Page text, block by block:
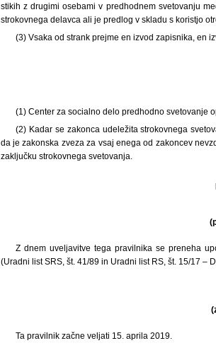
stikih z drugimi osebami v predhodnem svetovanju
strokovnega delavca ali je predlog v skladu s koristjo
(3) Vsaka od strank prejme en izvod zapisnika, en
(1) Center za socialno delo predhodno svetovanje
(2) Kadar se zakonca udeležita strokovnega
da je zakonska zveza za vsaj enega od zakoncev
zaključku strokovnega svetovanja.
Z dnem uveljavitve tega pravilnika se preneha
(Uradni list SRS, št. 41/89 in Uradni list RS, št. 15/17 –
Ta pravilnik začne veljati 15. aprila 2019.